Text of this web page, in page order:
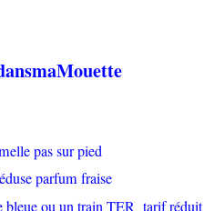
pas sur pied
parfum fraise
bleue ou un train TER tarif réduit